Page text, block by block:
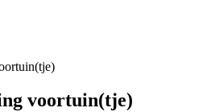
voortuin(tje)